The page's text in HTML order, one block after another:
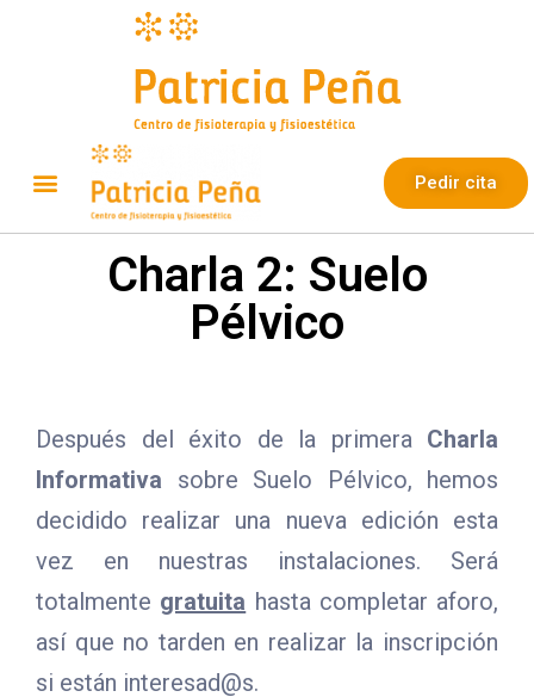
Pedir cita
Charla 2: Suelo
Pélvico
Después del éxito de la primera Charla
Informativa sobre Suelo Pélvico, hemos
decidido realizar una nueva edición esta
vez en nuestras instalaciones. Será
totalmente gratuita hasta completar aforo,
así que no tarden en realizar la inscripción
si están interesad@s.